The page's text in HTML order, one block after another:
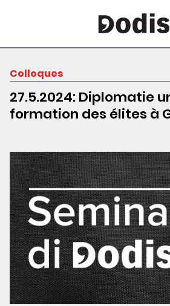
content
Colloques
27.5.2024: Diplomatie
formation des élites à